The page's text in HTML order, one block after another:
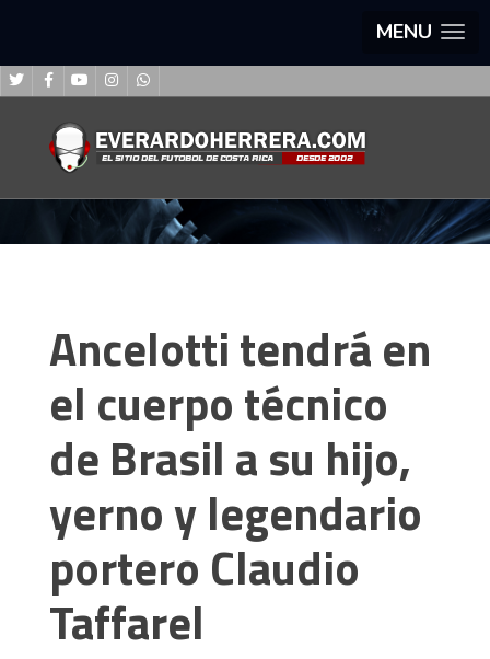
MENU
Ancelotti tendrá en
el cuerpo técnico
de Brasil a su hijo,
yerno y legendario
portero Claudio
Taffarel